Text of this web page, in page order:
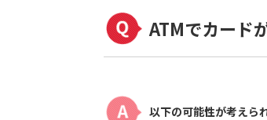
ATMでカード
以下の可能性が考えら